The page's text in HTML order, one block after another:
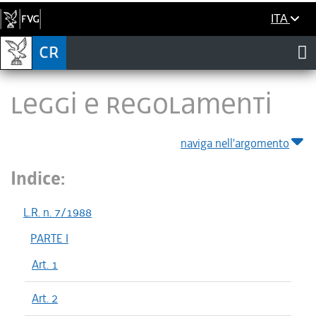
ITA
LEGGI E REGOLAMENTI
naviga nell'argomento
Indice:
L.R. n. 7/1988
PARTE I
Art. 1
Art. 2